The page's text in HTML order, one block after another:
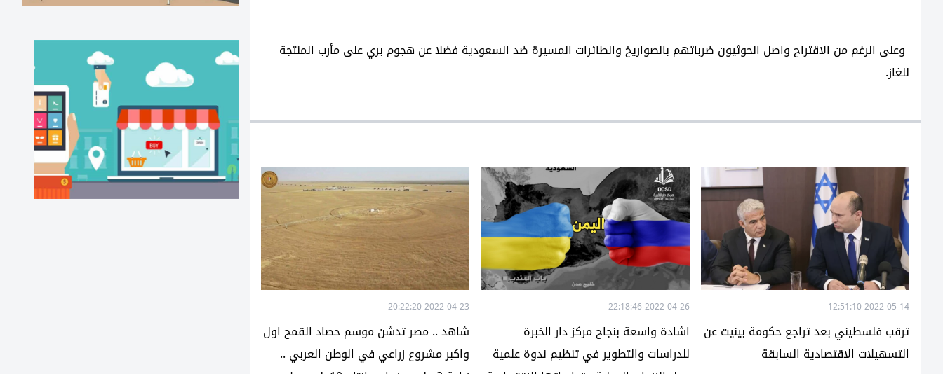
وعلى الرغم من الاقتراح واصل الحوثيون ضرباتهم بالصواريخ والطائرات المسيرة ضد السعودية فضلا عن هجوم بري على مأرب المنتجة
للغاز.
2022-05-14 12:51:10
ترقب فلسطيني بعد تراجع حكومة بينيت عن
التسهيلات الاقتصادية السابقة
2022-04-26 22:18:46
اشادة واسعة بنجاح مركز دار الخبرة
للدراسات والتطوير في تنظيم ندوة علمية
2022-04-23 20:22:20
شاهد .. مصر تدشن موسم حصاد القمح اول
واكبر مشروع زراعي في الوطن العربي ..